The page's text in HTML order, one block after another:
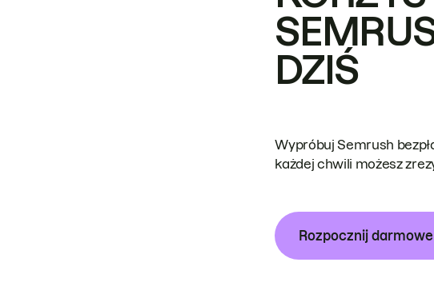
DZIŚ
Wypróbuj Semrush
każdej chwili możesz
Rozpocznij